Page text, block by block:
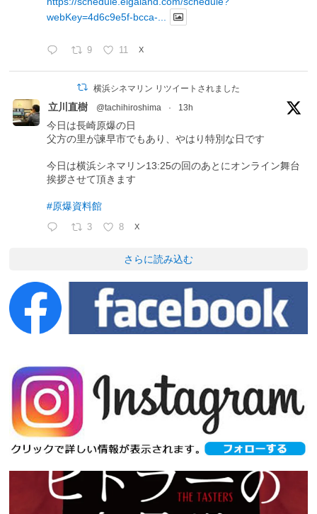
webKey=4d6c9e5f-bcca-...
9 11 X
横浜シネマリン リツイートされました
立川直樹 @tachihiroshima · 13h
今日は長崎原爆の日
父方の里が諫早市でもあり、やはり特別な日です
今日は横浜シネマリン13:25の回のあとにオンライン舞台
挨拶させて頂きます
#原爆資料館
3 8 X
さらに読み込む